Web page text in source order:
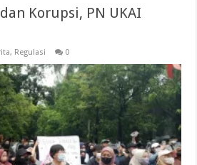
Korupsi, PN UKAI
, Regulasi 0